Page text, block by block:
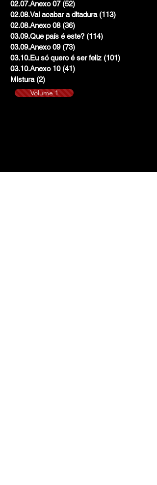
02.07.Anexo 07 (52)
02.08.Vai acabar a ditadura (113)
02.08.Anexo 08 (36)
03.09.Que país é este? (114)
03.09.Anexo 09 (73)
03.10.Eu só quero é ser feliz (101)
03.10.Anexo 10 (41)
Mistura (2)
Volume 1